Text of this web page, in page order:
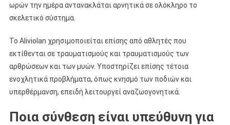
ωρών την ημέρα αντανακλάται αρνητικά σε ολόκληρο το
σκελετικό σύστημα.
Το Aliviolan χρησιμοποιείται επίσης από αθλητές που
εκτίθενται σε τραυματισμούς και τραυματισμούς των
αρθρώσεων και των μυών. Υποστηρίζει επίσης τέτοια
ενοχλητικά προβλήματα, όπως κνησμό των ποδιών και
υπερθέρμανση, επειδή λειτουργεί αναζωογονητικά.
Ποια σύνθεση είναι υπεύθυνη για